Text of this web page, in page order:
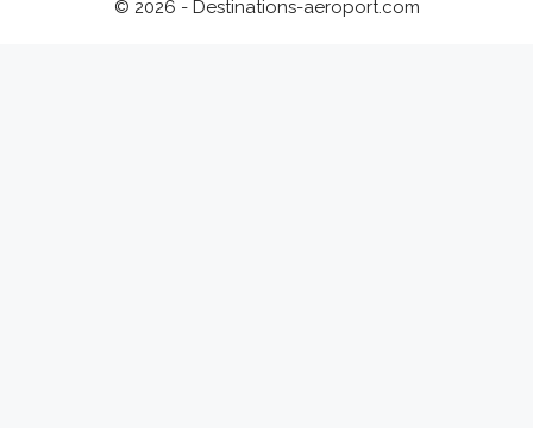
© 2026 - Destinations-aeroport.com